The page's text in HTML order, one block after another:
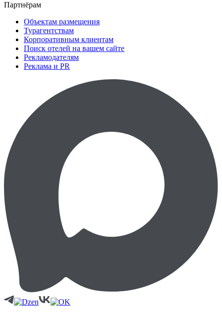
Партнёрам
Объектам размещения
Турагентствам
Корпоративным клиентам
Поиск отелей на вашем сайте
Рекламодателям
Реклама и PR